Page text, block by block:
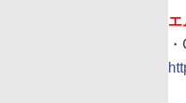
エ